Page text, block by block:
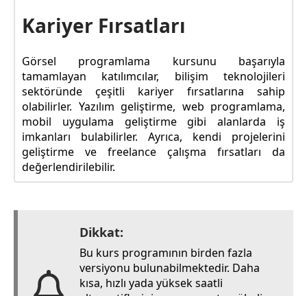
Kariyer Fırsatları
Görsel programlama kursunu başarıyla
tamamlayan katılımcılar, bilişim teknolojileri
sektöründe çeşitli kariyer fırsatlarına sahip
olabilirler. Yazılım geliştirme, web programlama,
mobil uygulama geliştirme gibi alanlarda iş
imkanları bulabilirler. Ayrıca, kendi projelerini
geliştirme ve freelance çalışma fırsatları da
değerlendirilebilir.
Dikkat:
Bu kurs programının birden fazla
versiyonu bulunabilmektedir. Daha
kısa, hızlı yada yüksek saatli